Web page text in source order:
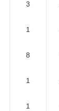
3
1
8
1
1